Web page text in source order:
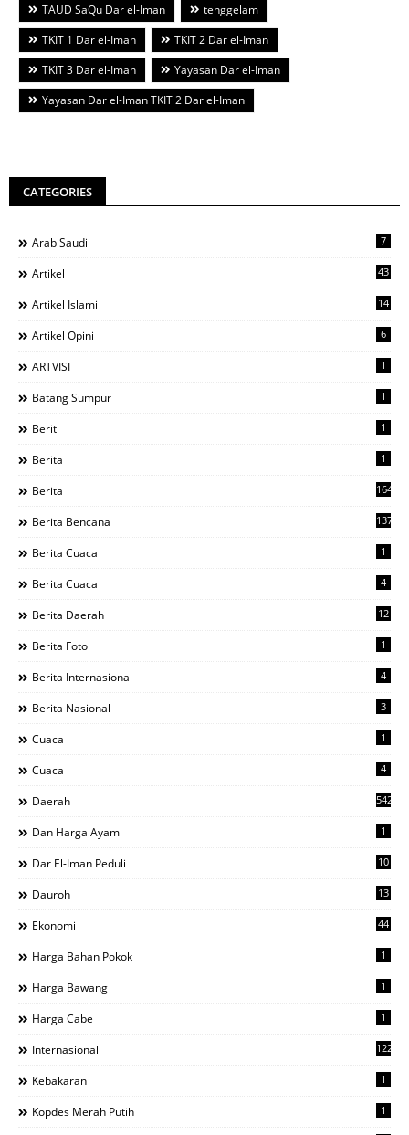
TAUD SaQu Dar el-Iman
tenggelam
TKIT 1 Dar el-Iman
TKIT 2 Dar el-Iman
TKIT 3 Dar el-Iman
Yayasan Dar el-Iman
Yayasan Dar el-Iman TKIT 2 Dar el-Iman
CATEGORIES
Arab Saudi 7
Artikel 43
Artikel Islami 14
Artikel Opini 6
ARTVISI 1
Batang Sumpur 1
Berit 1
Berita 1
Berita 1644
Berita Bencana 137
Berita Cuaca 1
Berita Cuaca 4
Berita Daerah 12
Berita Foto 1
Berita Internasional 4
Berita Nasional 3
Cuaca 1
Cuaca 4
Daerah 542
Dan Harga Ayam 1
Dar El-Iman Peduli 10
Dauroh 13
Ekonomi 44
Harga Bahan Pokok 1
Harga Bawang 1
Harga Cabe 1
Internasional 122
Kebakaran 1
Kopdes Merah Putih 1